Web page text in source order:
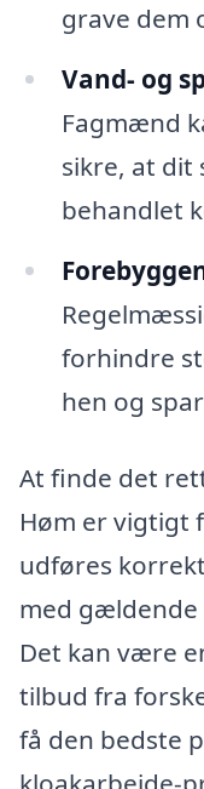
grave dem
Vand- og
Fagmænd
sikre, at dit
behandlet
forhindre
hen og
At finde det
Høm er vigtigt
udføres
med gældende
Det kan være
tilbud fra
få den bedste